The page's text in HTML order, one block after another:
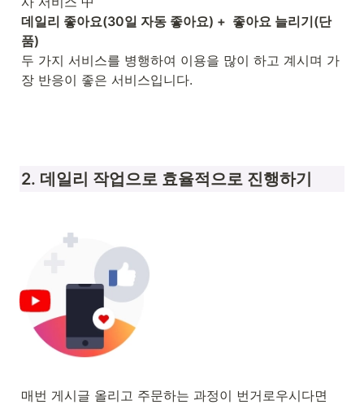
데일리 좋아요(30일 자동 좋아요) +  좋아요 늘리기(단
품)
두 가지 서비스를 병행하여 이용을 많이 하고 계시며 가
장 반응이 좋은 서비스입니다.
2. 데일리 작업으로 효율적으로 진행하기
매번 게시글 올리고 주문하는 과정이 번거로우시다면